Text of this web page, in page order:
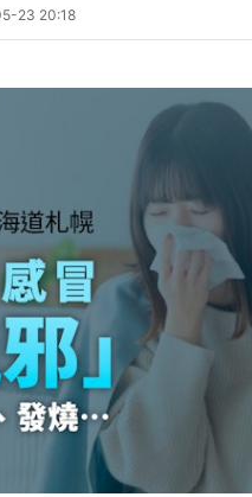
23 20:18